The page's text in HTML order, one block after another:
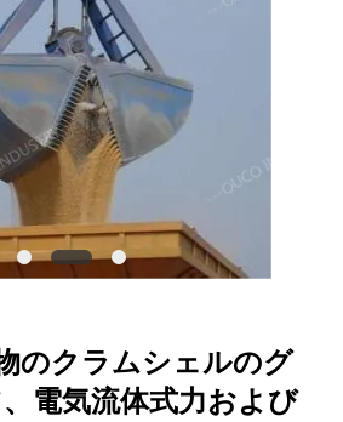
のクラムシェルのグ
電気流体式力および